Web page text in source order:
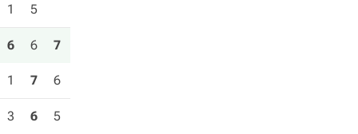
1 5
6 6 7
1 7 6
3 6 5